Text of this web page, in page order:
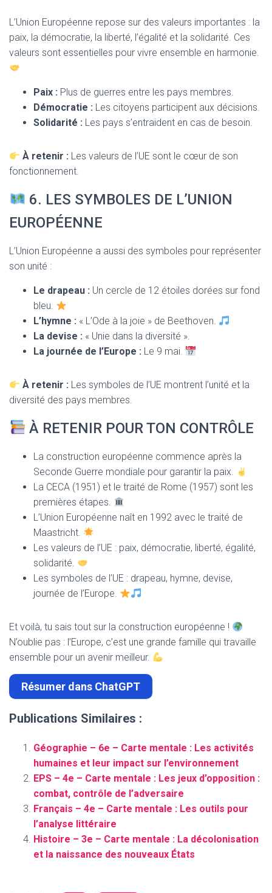
L’Union Européenne repose sur des valeurs importantes : la
paix, la démocratie, la liberté, l’égalité et la solidarité. Ces
valeurs sont essentielles pour vivre ensemble en harmonie.
Paix : Plus de guerres entre les pays membres.
Démocratie : Les citoyens participent aux décisions.
Solidarité : Les pays s’entraident en cas de besoin.
À retenir : Les valeurs de l’UE sont le cœur de son
fonctionnement.
6. LES SYMBOLES DE L’UNION
EUROPÉENNE
L’Union Européenne a aussi des symboles pour représenter
son unité :
Le drapeau : Un cercle de 12 étoiles dorées sur fond
bleu.
L’hymne : « L’Ode à la joie » de Beethoven.
La devise : « Unie dans la diversité ».
La journée de l’Europe : Le 9 mai.
À retenir : Les symboles de l’UE montrent l’unité et la
diversité des pays membres.
À RETENIR POUR TON CONTRÔLE
La construction européenne commence après la
Seconde Guerre mondiale pour garantir la paix.
La CECA (1951) et le traité de Rome (1957) sont les
premières étapes.
L’Union Européenne naît en 1992 avec le traité de
Maastricht.
Les valeurs de l’UE : paix, démocratie, liberté, égalité,
solidarité.
Les symboles de l’UE : drapeau, hymne, devise,
journée de l’Europe.
Et voilà, tu sais tout sur la construction européenne !
N’oublie pas : l’Europe, c’est une grande famille qui travaille
ensemble pour un avenir meilleur.
Résumer dans ChatGPT
Publications Similaires :
Géographie – 6e – Carte mentale : Les activités
humaines et leur impact sur l’environnement
EPS – 4e – Carte mentale : Les jeux d’opposition :
combat, contrôle de l’adversaire
Français – 4e – Carte mentale : Les outils pour
l’analyse littéraire
Histoire – 3e – Carte mentale : La décolonisation
et la naissance des nouveaux États